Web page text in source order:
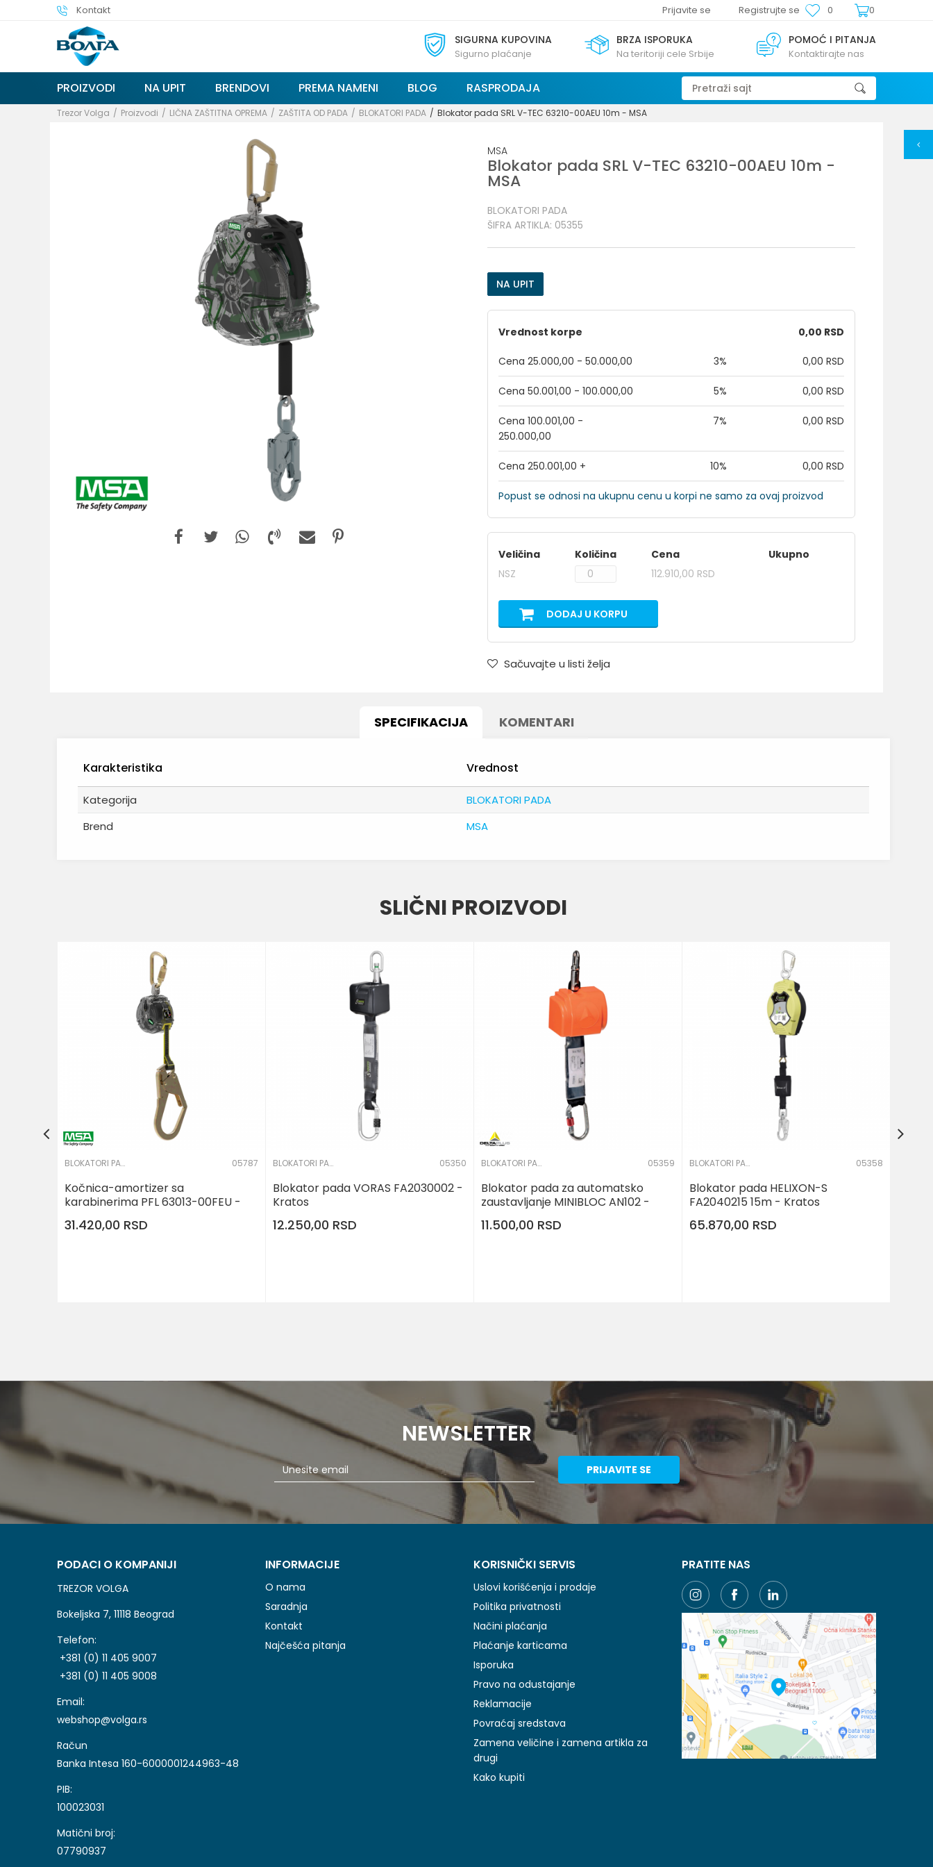
Kontakt 0
0
Prijavite se Registrujte se
SIGURNA KUPOVINA
Sigurno plaćanje
BRZA ISPORUKA
Na teritoriji cele Srbije
POMOĆ I PITANJA
Kontaktirajte nas
PROIZVODI NA UPIT BRENDOVI PREMA NAMENI BLOG RASPRODAJA Pretraži sajt
Trezor Volga Proizvodi LIČNA ZAŠTITNA OPREMA ZAŠTITA OD PADA BLOKATORI PADA Blokator pada SRL V-TEC 63210-00AEU 10m - MSA
MSA
Blokator pada SRL V-TEC 63210-00AEU 10m -
MSA
BLOKATORI PADA
ŠIFRA ARTIKLA: 05355
NA UPIT
Vrednost korpe 0,00 RSD
Cena 25.000,00 - 50.000,00 3% 0,00 RSD
Cena 50.001,00 - 100.000,00 5% 0,00 RSD
Cena 100.001,00 -
250.000,00
7% 0,00 RSD
Cena 250.001,00 + 10% 0,00 RSD
Popust se odnosi na ukupnu cenu u korpi ne samo za ovaj proizvod
Veličina Količina Cena
Ukupno
NSZ
112.910,00 RSD
DODAJ U KORPU
Sačuvajte u listi želja
SPECIFIKACIJA KOMENTARI
Karakteristika Vrednost
Kategorija
BLOKATORI PADA
Brend
MSA
SLIČNI PROIZVODI
BLOKATORI PADA 05787
Kočnica-amortizer sa
karabinerima PFL 63013-00FEU -
31.420,00 RSD
BLOKATORI PADA 05350
Blokator pada VORAS FA2030002 -
Kratos
12.250,00 RSD
BLOKATORI PADA 05359
Blokator pada za automatsko
zaustavljanje MINIBLOC AN102 -
11.500,00 RSD
BLOKATORI PADA 05358
Blokator pada HELIXON-S
FA2040215 15m - Kratos
65.870,00 RSD
NEWSLETTER
PRIJAVITE SE
PODACI O KOMPANIJI
TREZOR VOLGA
Bokeljska 7, 11118 Beograd
Telefon:
+381 (0) 11 405 9007
+381 (0) 11 405 9008
Email:
webshop@volga.rs
Račun
Banka Intesa 160-6000001244963-48
PIB:
100023031
Matični broj:
07790937
INFORMACIJE
O nama
Saradnja
Kontakt
Najčešća pitanja
KORISNIČKI SERVIS
Uslovi korišćenja i prodaje
Politika privatnosti
Načini plaćanja
Plaćanje karticama
Isporuka
Pravo na odustajanje
Reklamacije
Povraćaj sredstava
Zamena veličine i zamena artikla za
drugi
Kako kupiti
PRATITE NAS